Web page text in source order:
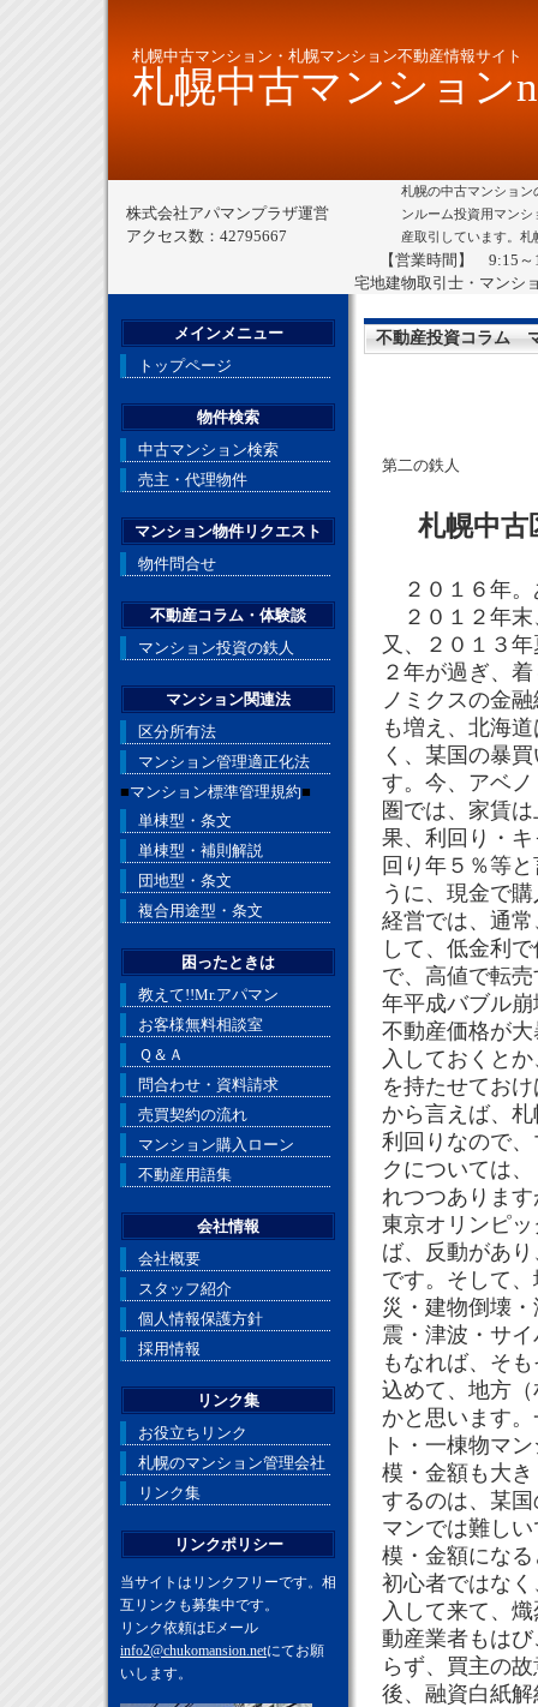
札幌中古マンション・札幌マンション不動産情報サイト
札幌中古マンション
株式会社アパマンプラザ運営
アクセス数：42795667
札幌の中古マンショ
ンルーム投資用マン
産取引しています。
【営業時間】 9:15
宅地建物取引士・マンシ
不動産投資コラム
第二の鉄人
札幌中古
２０１６年。
２０１２年末
又、２０１３
２年が過ぎ、
ノミクスの金
も増え、北海
く、某国の暴
す。今、アベ
圏では、家賃
果、利回り・
回り年５％等
うに、現金で
経営では、通
して、低金利
で、高値で転
年平成バブル
不動産価格が
入しておくと
を持たせてお
から言えば、
利回りなので
クについては
れつつありま
東京オリンピ
ば、反動があ
です。そして
災・建物倒壊
震・津波・サ
もなれば、そ
込めて、地方
かと思います
ト・一棟物マ
模・金額も大
するのは、某
マンでは難し
模・金額にな
初心者ではな
入して来て、
動産業者もは
らず、買主の
後、融資白紙
メインメニュー
トップページ
物件検索
中古マンション検索
売主・代理物件
マンション物件リクエスト
物件問合せ
不動産コラム・体験談
マンション投資の鉄人
マンション関連法
区分所有法
マンション管理適正化法
■マンション標準管理規約■
単棟型・条文
単棟型・補則解説
団地型・条文
複合用途型・条文
困ったときは
教えて!!Mr.アパマン
お客様無料相談室
Ｑ＆Ａ
問合わせ・資料請求
売買契約の流れ
マンション購入ローン
不動産用語集
会社情報
会社概要
スタッフ紹介
個人情報保護方針
採用情報
リンク集
お役立ちリンク
札幌のマンション管理会社
リンク集
リンクポリシー
当サイトはリンクフリーです。相
互リンクも募集中です。
リンク依頼はEメール
info2@chukomansion.netにてお願
いします。